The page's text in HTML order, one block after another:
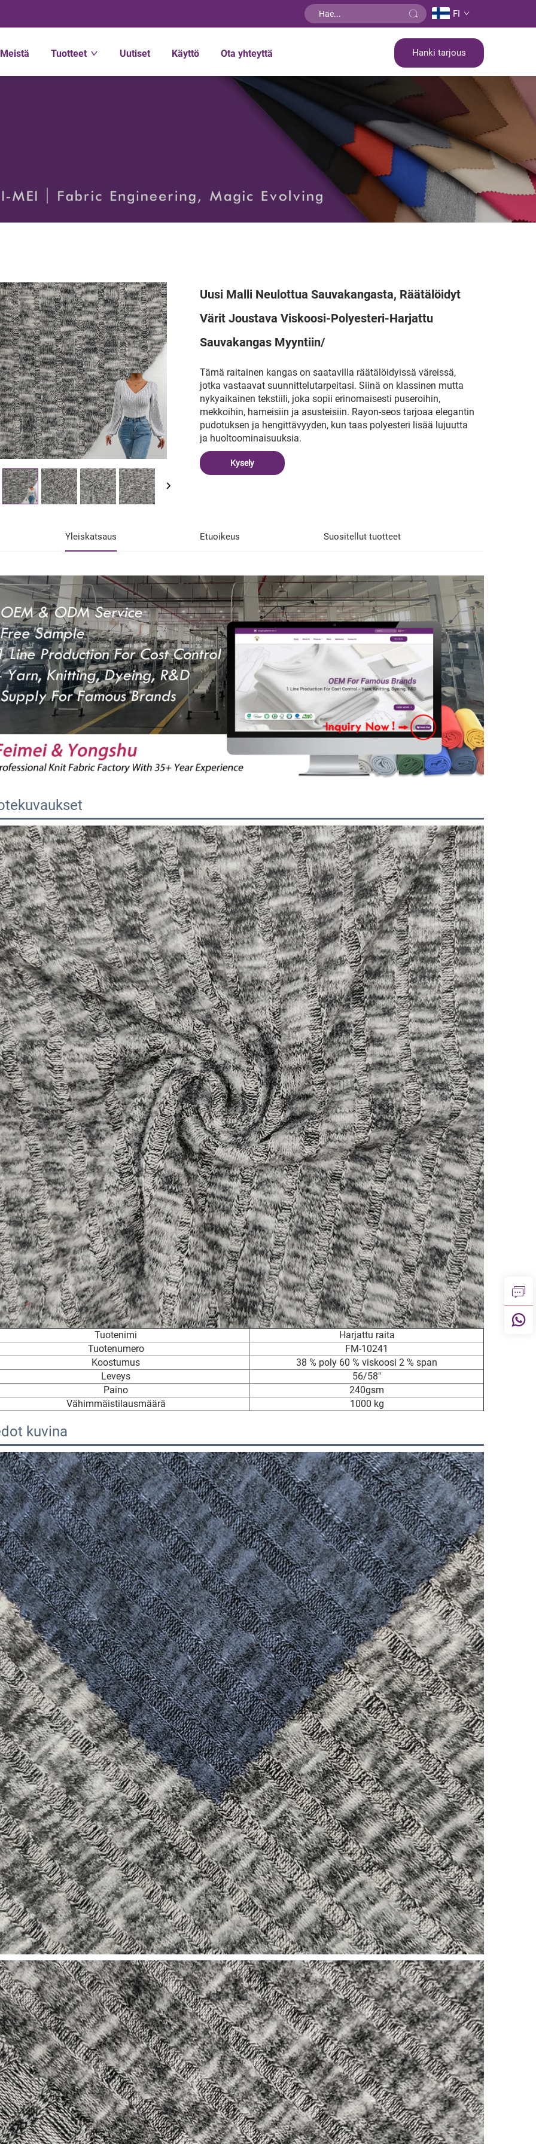
FI
Meistä Tuotteet Uutiset Käyttö Ota yhteyttä Hanki tarjous
Uusi Malli Neulottua Sauvakangasta, Räätälöidyt
Värit Joustava Viskoosi-Polyesteri-Harjattu
Sauvakangas Myyntiin/
Tämä raitainen kangas on saatavilla räätälöidyissä väreissä,
jotka vastaavat suunnittelutarpeitasi. Siinä on klassinen mutta
nykyaikainen tekstiili, joka sopii erinomaisesti puseroihin,
mekkoihin, hameisiin ja asusteisiin. Rayon-seos tarjoaa elegantin
pudotuksen ja hengittävyyden, kun taas polyesteri lisää lujuutta
ja huoltoominaisuuksia.
Kysely
Yleiskatsaus Etuoikeus Suositellut tuotteet
Tuotenimi
Harjattu raita
Tuotenumero
FM-10241
Koostumus
38 % poly 60 % viskoosi 2 % span
Leveys
56/58"
Paino
240gsm
Vähimmäistilausmäärä
1000 kg
kuvina